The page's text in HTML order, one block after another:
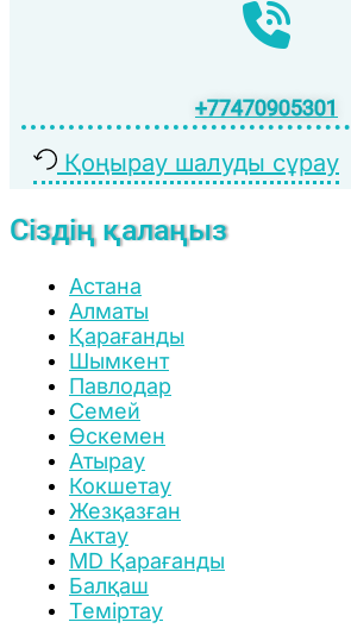
+77470905301
Қоңырау шалуды сұрау
Сіздің қалаңыз
Астана
Алматы
Қарағанды
Шымкент
Павлодар
Семей
Өскемен
Атырау
Кокшетау
Жезқазған
Актау
MD Қарағанды
Балқаш
Теміртау